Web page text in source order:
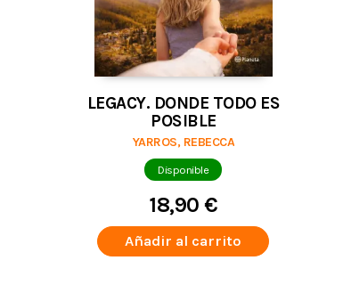
LEGACY. DONDE TODO ES
POSIBLE
YARROS, REBECCA
Disponible
18,90 €
Añadir al carrito